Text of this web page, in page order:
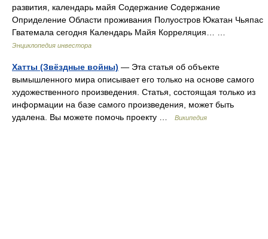
развития, календарь майя Содержание Содержание
Оприделение Области проживания Полуостров Юкатан Чьяпас
Гватемала сегодня Календарь Майя Корреляция… …
Энциклопедия инвестора
Хатты (Звёздные войны) — Эта статья об объекте
вымышленного мира описывает его только на основе самого
художественного произведения. Статья, состоящая только из
информации на базе самого произведения, может быть
удалена. Вы можете помочь проекту …
Википедия